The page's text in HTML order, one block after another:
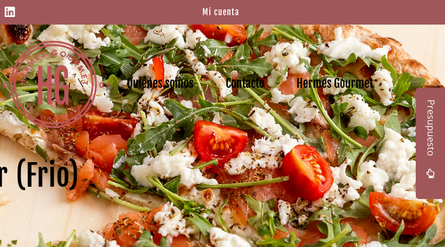
Mi cuenta
Quiénes somos Contacto Hermes Gourmet
(Frio)
Presupuesto